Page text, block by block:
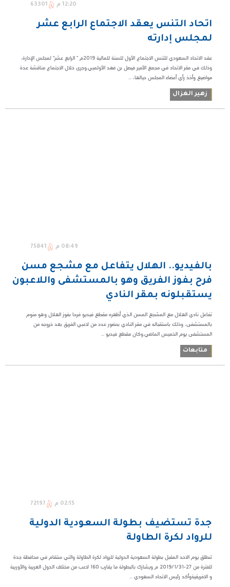
12:20 م 63301
اتحاد التنس يعقد الاجتماع الرابع عشر
لمجلس إدارته
عقد الاتحاد السعودي للتنس الاجتماع الأول للسنة للمالية ٢٠١٩م " الرابع عشر" لمجلس الإدارة،
وذلك في مقر الاتحاد في مجمع الأمير فيصل بن فهد الأولمبي.وجرى خلال الاجتماع مناقشة عدة
مواضيع وأخذ رأي أعضاء المجلس حيالها، ...
زهير الغزال
08:49 م 75841
بالفيديو.. الهلال يتفاعل مع مشجع مسن
فرح بفوز الفريق وهو بالمستشفى واللاعبون
يستقبلونه بمقر النادي
تفاعل نادي الهلال مع المشجع المسن الذي أظهره مقطع فيديو فرحا بفوز الهلال وهو منوم
بالمستشفى، وذلك باستقباله في مقر النادي بحضور عدد من لاعبي الفريق بعد خروجه من
المستشفى يوم الخميس الماضي.وكان مقطع فيديو ...
متابعات
02:15 م 72197
جدة تستضيف بطولة السعودية الدولية
للرواد لكرة الطاولة
تنطلق يوم الاحد المقبل بطولة السعودية الدولية للرواد لكرة الطاولة والتي ستقام في محافظة جدة
للفترة من 27-2019/1/31 م ويشارك بالبطولة ما يقارب 160 لاعب من مختلف الدول العربية والأوربية
و الافريقيةوأكد رئيس الاتحاد السعودي ...